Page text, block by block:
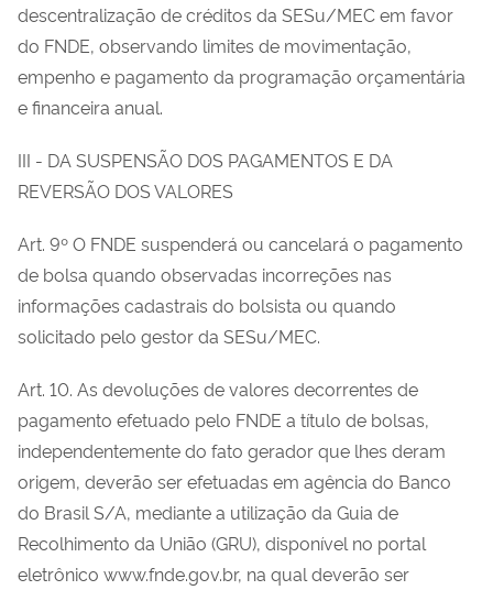
descentralização de créditos da SESu/MEC em favor
do FNDE, observando limites de movimentação,
empenho e pagamento da programação orçamentária
e financeira anual.
III - DA SUSPENSÃO DOS PAGAMENTOS E DA
REVERSÃO DOS VALORES
Art. 9º O FNDE suspenderá ou cancelará o pagamento
de bolsa quando observadas incorreções nas
informações cadastrais do bolsista ou quando
solicitado pelo gestor da SESu/MEC.
Art. 10. As devoluções de valores decorrentes de
pagamento efetuado pelo FNDE a título de bolsas,
independentemente do fato gerador que lhes deram
origem, deverão ser efetuadas em agência do Banco
do Brasil S/A, mediante a utilização da Guia de
Recolhimento da União (GRU), disponível no portal
eletrônico www.fnde.gov.br, na qual deverão ser